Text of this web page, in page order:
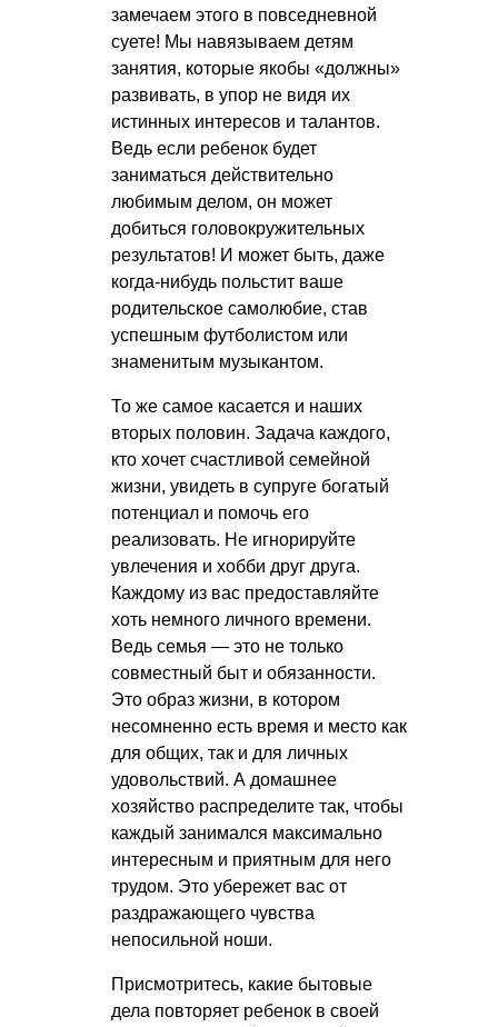
замечаем этого в повседневной
суете! Мы навязываем детям
занятия, которые якобы «должны»
развивать, в упор не видя их
истинных интересов и талантов.
Ведь если ребенок будет
заниматься действительно
любимым делом, он может
добиться головокружительных
результатов! И может быть, даже
когда-нибудь польстит ваше
родительское самолюбие, став
успешным футболистом или
знаменитым музыкантом.
То же самое касается и наших
вторых половин. Задача каждого,
кто хочет счастливой семейной
жизни, увидеть в супруге богатый
потенциал и помочь его
реализовать. Не игнорируйте
увлечения и хобби друг друга.
Каждому из вас предоставляйте
хоть немного личного времени.
Ведь семья — это не только
совместный быт и обязанности.
Это образ жизни, в котором
несомненно есть время и место как
для общих, так и для личных
удовольствий. А домашнее
хозяйство распределите так, чтобы
каждый занимался максимально
интересным и приятным для него
трудом. Это убережет вас от
раздражающего чувства
непосильной ноши.
Присмотритесь, какие бытовые
дела повторяет ребенок в своей